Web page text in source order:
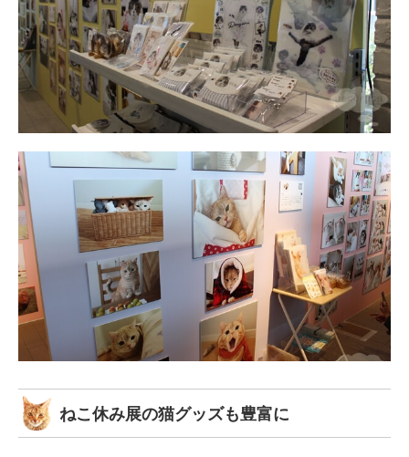
ねこ休み展の猫グッズも豊富に